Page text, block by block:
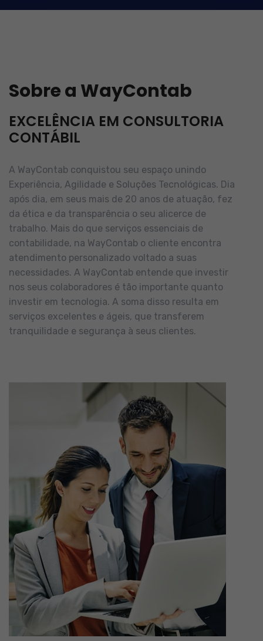
Sobre a WayContab
EXCELÊNCIA EM CONSULTORIA
CONTÁBIL
A WayContab conquistou seu espaço unindo
Experiência, Agilidade e Soluções Tecnológicas. Dia
após dia, em seus mais de 20 anos de atuação, fez
da ética e da transparência o seu alicerce de
trabalho. Mais do que serviços essenciais de
contabilidade, na WayContab o cliente encontra
atendimento personalizado voltado a suas
necessidades. A WayContab entende que investir
nos seus colaboradores é tão importante quanto
investir em tecnologia. A soma disso resulta em
serviços excelentes e ágeis, que transferem
tranquilidade e segurança à seus clientes.